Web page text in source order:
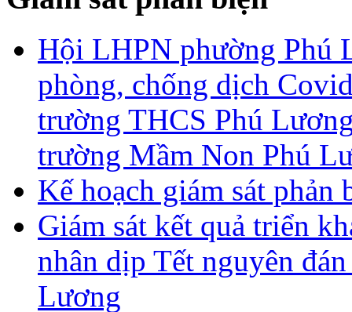
Hội LHPN phường Phú
phòng, chống dịch
trường THCS Phú
trường Mầm Non Phú
Kế hoạch giám sát phản
Giám sát kết quả triển
nhân dịp Tết nguyên
Lương